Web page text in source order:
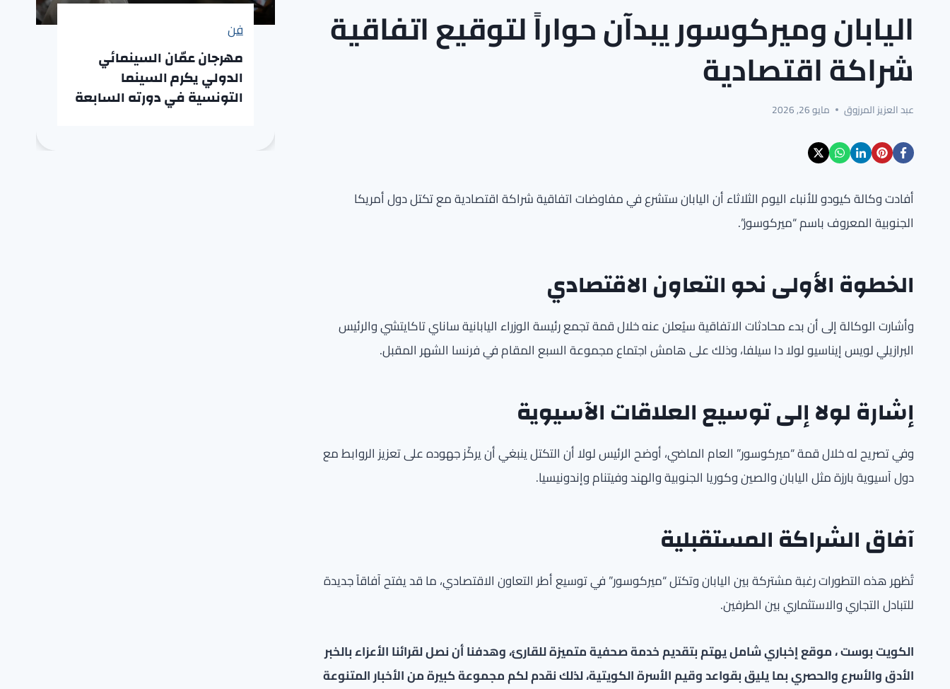
اليابان وميركوسور يبدآن حواراً لتوقيع اتفاقية
شراكة اقتصادية
عبد العزيز المرزوق مايو 26, 2026
أفادت وكالة كيودو للأنباء اليوم الثلاثاء أن اليابان ستشرع في مفاوضات اتفاقية شراكة اقتصادية مع تكتل دول أمريكا
الجنوبية المعروف باسم “ميركوسور”.
الخطوة الأولى نحو التعاون الاقتصادي
وأشارت الوكالة إلى أن بدء محادثات الاتفاقية سيُعلن عنه خلال قمة تجمع رئيسة الوزراء اليابانية ساناي تاكايتشي والرئيس
البرازيلي لويس إيناسيو لولا دا سيلفا، وذلك على هامش اجتماع مجموعة السبع المقام في فرنسا الشهر المقبل.
إشارة لولا إلى توسيع العلاقات الآسيوية
وفي تصريح له خلال قمة “ميركوسور” العام الماضي، أوضح الرئيس لولا أن التكتل ينبغي أن يركّز جهوده على تعزيز الروابط مع
دول آسيوية بارزة مثل اليابان والصين وكوريا الجنوبية والهند وفيتنام وإندونيسيا.
آفاق الشراكة المستقبلية
تُظهر هذه التطورات رغبة مشتركة بين اليابان وتكتل “ميركوسور” في توسيع أطر التعاون الاقتصادي، ما قد يفتح آفاقاً جديدة
للتبادل التجاري والاستثماري بين الطرفين.
الكويت بوست ، موقع إخباري شامل يهتم بتقديم خدمة صحفية متميزة للقارئ، وهدفنا أن نصل لقرائنا الأعزاء بالخبر
الأدق والأسرع والحصري بما يليق بقواعد وقيم الأسرة الكويتية، لذلك نقدم لكم مجموعة كبيرة من الأخبار المتنوعة
فن
مهرجان عمّان السينمائي
الدولي يكرم السينما
التونسية في دورته السابعة